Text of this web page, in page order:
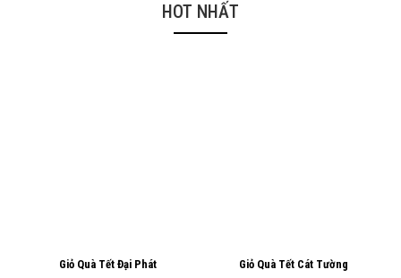
HOT NHẤT
Giỏ Quà Tết Đại Phát Giỏ Quà Tết Cát Tường